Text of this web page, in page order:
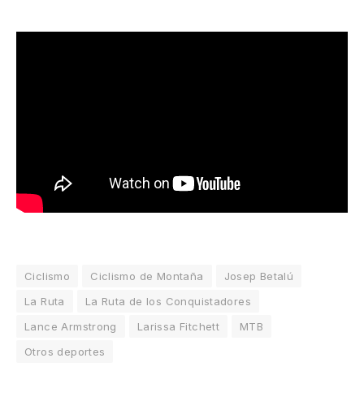
Ciclismo Ciclismo de Montaña
Josep Betalú
La Ruta
La Ruta de los Conquistadores
Lance Armstrong
Larissa Fitchett
MTB
Otros deportes